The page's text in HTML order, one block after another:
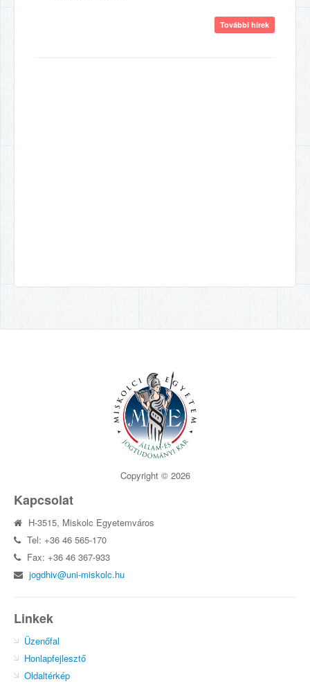
További hírek
Copyright © 2026
Kapcsolat
H-3515, Miskolc Egyetemváros
Tel: +36 46 565-170
Fax: +36 46 367-933
jogdhiv@uni-miskolc.hu
Linkek
Üzenőfal
Honlapfejlesztő
Oldaltérkép